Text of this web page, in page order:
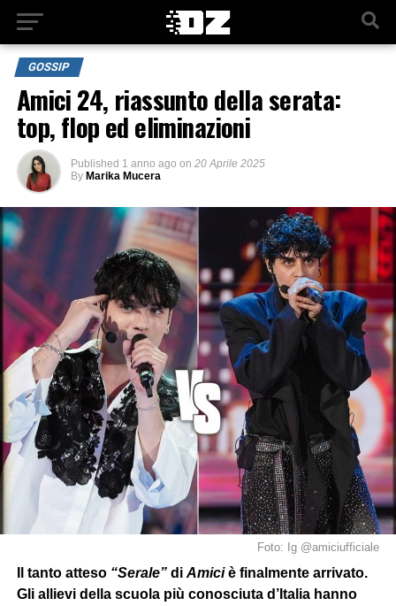
GOSSIP
Amici 24, riassunto della serata:
top, flop ed eliminazioni
Published 1 anno ago on 20 Aprile 2025
By Marika Mucera
Foto: Ig @amiciufficiale
Il tanto atteso“Serale”di Amiciè finalmente arrivato.
Gli allievi della scuola più conosciuta d’Italia hanno